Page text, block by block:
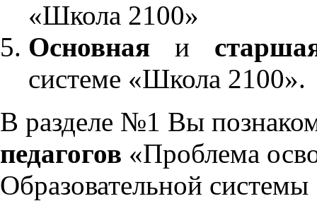
«Школа 2100»
Основнаяи
системе «Школа 2100».
В разделе №1 Вы
педагогов «Проблема
Образовательной